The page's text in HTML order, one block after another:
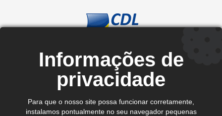
Rua Manoel Inácio, 10 - Centro
CEP. 75.800-180 - Jataí-GO
Ver no mapa
comercial@cdljatai
(64) 99602 - 8923
Informações de
privacidade
Para que o nosso site possa funcionar corretamente,
instalamos pontualmente no seu navegador pequenas